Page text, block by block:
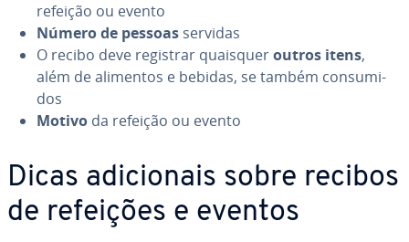
refeição ou evento
Número de pessoas servidas
O recibo deve registrar quaisqueroutros itens,
além de alimentos e bebidas, se também con­su­mi­
dos
Motivo da refeição ou evento
Dicas adi­ci­o­nais sobre recibos
de refeições e eventos